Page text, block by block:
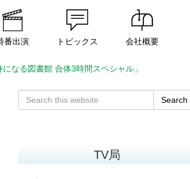
番出演 トピックス 会社概要
なる図書館 合体3時間スペシャル」
Search
TV局